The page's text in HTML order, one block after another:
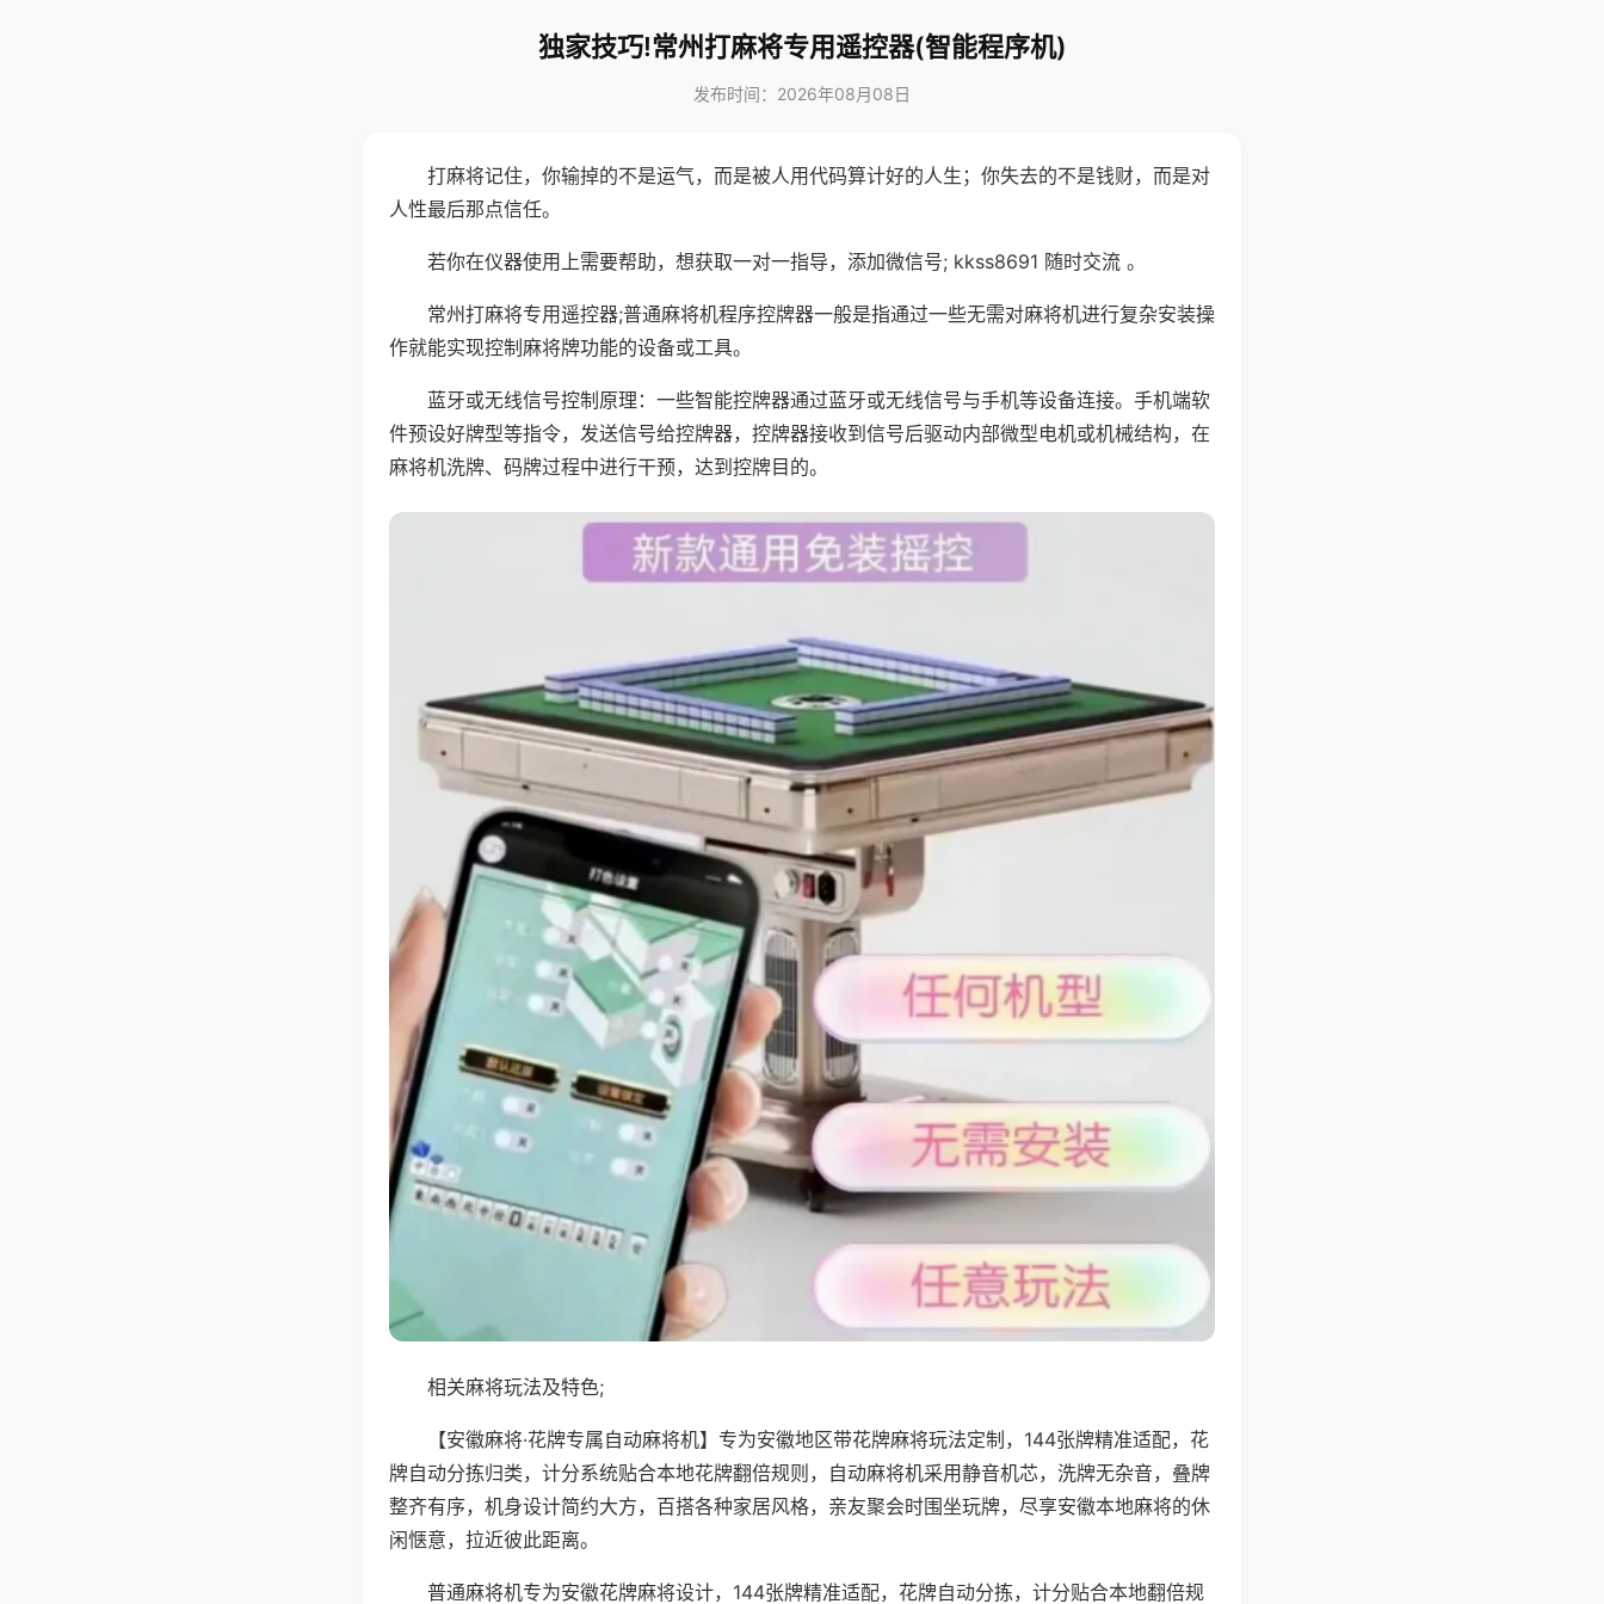
独家技巧!常州打麻将专用遥控器(智能程序机)
发布时间：2026年08月08日
打麻将记住，你输掉的不是运气，而是被人用代码算计好的人生；你失去的不是钱财，而是对
人性最后那点信任。
若你在仪器使用上需要帮助，想获取一对一指导，添加微信号; kkss8691 随时交流 。
常州打麻将专用遥控器;普通麻将机程序控牌器一般是指通过一些无需对麻将机进行复杂安装操
作就能实现控制麻将牌功能的设备或工具。
蓝牙或无线信号控制原理：一些智能控牌器通过蓝牙或无线信号与手机等设备连接。手机端软
件预设好牌型等指令，发送信号给控牌器，控牌器接收到信号后驱动内部微型电机或机械结构，在
麻将机洗牌、码牌过程中进行干预，达到控牌目的。
相关麻将玩法及特色;
【安徽麻将·花牌专属自动麻将机】专为安徽地区带花牌麻将玩法定制，144张牌精准适配，花
牌自动分拣归类，计分系统贴合本地花牌翻倍规则，自动麻将机采用静音机芯，洗牌无杂音，叠牌
整齐有序，机身设计简约大方，百搭各种家居风格，亲友聚会时围坐玩牌，尽享安徽本地麻将的休
闲惬意，拉近彼此距离。
普通麻将机专为安徽花牌麻将设计，144张牌精准适配，花牌自动分拣，计分贴合本地翻倍规